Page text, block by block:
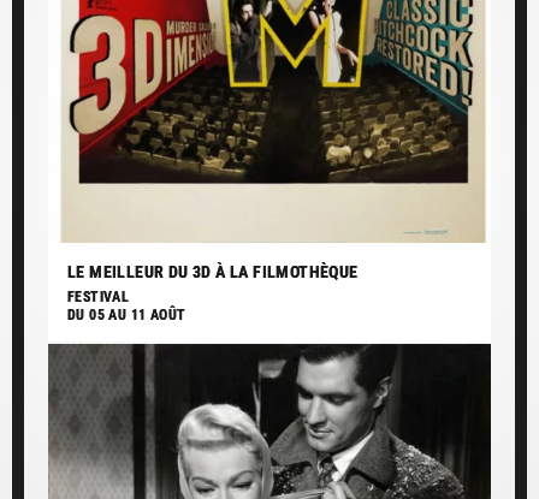
LE MEILLEUR DU 3D À LA FILMOTHÈQUE
FESTIVAL
DU 05 AU 11 AOÛT